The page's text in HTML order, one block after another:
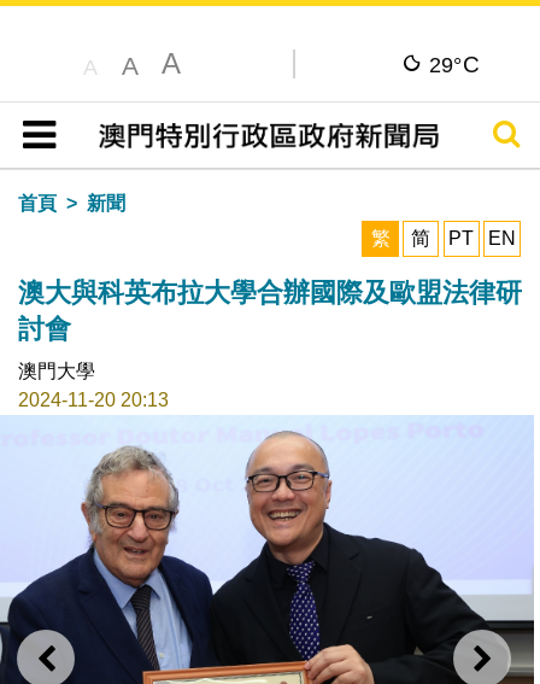
A A A 29°C
目錄
搜尋
首頁
新聞
繁
简 PT EN
澳大與科英布拉大學合辦國際及歐盟法律研
討會
澳門大學
2024-11-20 20:13
上一則 下一